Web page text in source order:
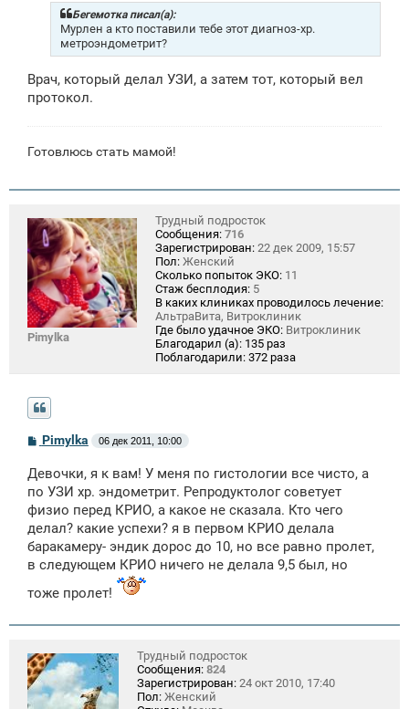
Бегемотка писал(а):
Мурлен а кто поставили тебе этот диагноз-хр.
метроэндометрит?
Врач, который делал УЗИ, а затем тот, который вел
протокол.
Готовлюсь стать мамой!
Pimylka
Трудный подросток
Сообщения: 716
Зарегистрирован: 22 дек 2009, 15:57
Пол: Женский
Сколько попыток ЭКО: 11
Стаж бесплодия: 5
В каких клиниках проводилось лечение:
АльтраВита, Витроклиник
Где было удачное ЭКО: Витроклиник
Благодарил (а): 135 раз
Поблагодарили: 372 раза
С
б
щ
н
и
Pimylka 06 дек 2011, 10:00
Девочки, я к вам! У меня по гистологии все чисто, а
по УЗИ хр. эндометрит. Репродуктолог советует
физио перед КРИО, а какое не сказала. Кто чего
делал? какие успехи? я в первом КРИО делала
баракамеру- эндик дорос до 10, но все равно пролет,
в следующем КРИО ничего не делала 9,5 был, но
тоже пролет!
Трудный подросток
Сообщения: 824
Зарегистрирован: 24 окт 2010, 17:40
Пол: Женский